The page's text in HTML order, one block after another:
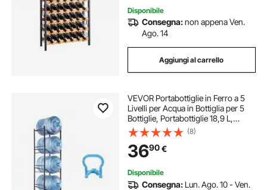
Disponibile
Consegna:non appena Ven.
Ago. 14
Aggiungi al carrello
VEVOR Portabottiglie in Ferro a 5
Livelli per Acqua in Bottiglia per 5
Bottiglie, Portabottiglie 18,9 L,
Portabottiglie per 5 Bottiglie,
Portabottiglie Resistente per Cucina
Ufficio Soggiorno Nero
(8)
3690€
Disponibile
Consegna: Lun. Ago. 10 - Ven.